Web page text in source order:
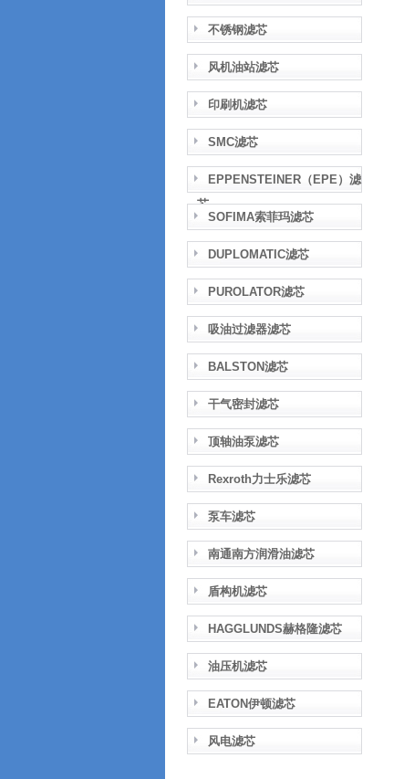
不锈钢滤芯
风机油站滤芯
印刷机滤芯
SMC滤芯
EPPENSTEINER（EPE）滤
芯
SOFIMA索菲玛滤芯
DUPLOMATIC滤芯
PUROLATOR滤芯
吸油过滤器滤芯
BALSTON滤芯
干气密封滤芯
顶轴油泵滤芯
Rexroth力士乐滤芯
泵车滤芯
南通南方润滑油滤芯
盾构机滤芯
HAGGLUNDS赫格隆滤芯
油压机滤芯
EATON伊顿滤芯
风电滤芯